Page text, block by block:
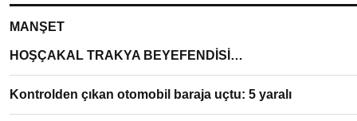
MANŞET
HOŞÇAKAL TRAKYA BEYEFENDİSİ…
Kontrolden çıkan otomobil baraja uçtu: 5 yaralı